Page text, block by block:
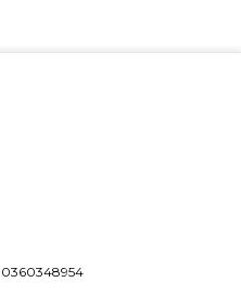
0360348954